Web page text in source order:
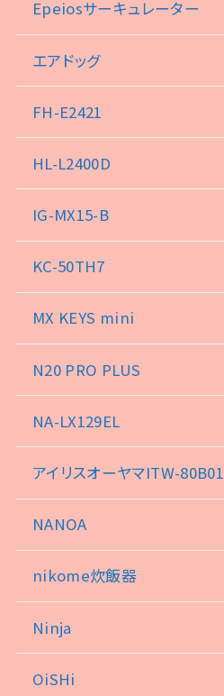
Epeiosサーキュレーター
エアドッグ
FH-E2421
HL-L2400D
IG-MX15-B
KC-50TH7
MX KEYS mini
N20 PRO PLUS
NA-LX129EL
アイリスオーヤマITW-80B01
NANOA
nikome炊飯器
Ninja
OiSHi